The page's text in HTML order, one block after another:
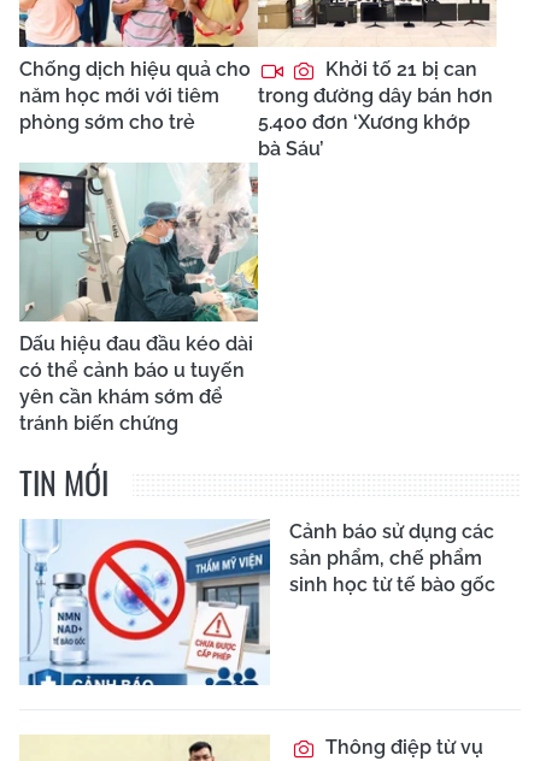
Chống dịch hiệu quả cho
năm học mới với tiêm
phòng sớm cho trẻ
Khởi tố 21 bị can
trong đường dây bán hơn
5.400 đơn ‘Xương khớp
bà Sáu’
Dấu hiệu đau đầu kéo dài
có thể cảnh báo u tuyến
yên cần khám sớm để
tránh biến chứng
TIN MỚI
Cảnh báo sử dụng các
sản phẩm, chế phẩm
sinh học từ tế bào gốc
Thông điệp từ vụ